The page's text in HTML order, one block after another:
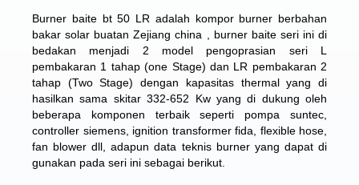
Burner baite bt 50 LR adalah kompor burner berbahan
bakar solar buatan Zejiang china , burner baite seri ini di
bedakan menjadi 2 model pengoprasian seri L
pembakaran 1 tahap (one Stage) dan LR pembakaran 2
tahap (Two Stage) dengan kapasitas thermal yang di
hasilkan sama skitar 332-652 Kw yang di dukung oleh
beberapa komponen terbaik seperti pompa suntec,
controller siemens, ignition transformer fida, flexible hose,
fan blower dll, adapun data teknis burner yang dapat di
gunakan pada seri ini sebagai berikut.